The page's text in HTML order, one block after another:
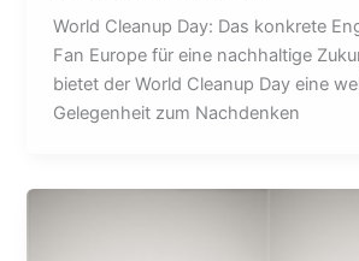
World Cleanup Day: Das konkrete
Fan Europe für eine nachhaltige
bietet der World Cleanup Day eine
Gelegenheit zum Nachdenken